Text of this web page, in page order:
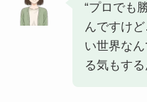
“プロでも
んですけ
い世界な
る気もす